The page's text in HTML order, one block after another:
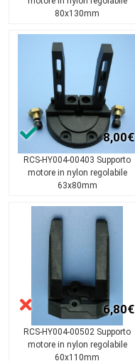
80x130mm
8,00€
RCS-HY004-00403 Supporto
motore in nylon regolabile
63x80mm
6,80€
RCS-HY004-00502 Supporto
motore in nylon regolabile
60x110mm